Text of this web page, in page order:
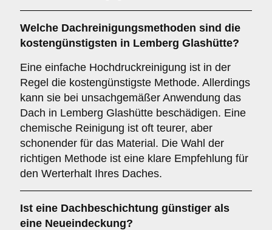
Welche Dachreinigungsmethoden sind die
kostengünstigsten in Lemberg Glashütte?
Eine einfache Hochdruckreinigung ist in der
Regel die kostengünstigste Methode. Allerdings
kann sie bei unsachgemäßer Anwendung das
Dach in Lemberg Glashütte beschädigen. Eine
chemische Reinigung ist oft teurer, aber
schonender für das Material. Die Wahl der
richtigen Methode ist eine klare Empfehlung für
den Werterhalt Ihres Daches.
Ist eine Dachbeschichtung günstiger als
eine Neueindeckung?